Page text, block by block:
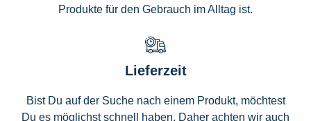
Produkte für den Gebrauch im Alltag ist.
Lieferzeit
Bist Du auf der Suche nach einem Produkt, möchtest
Du es möglichst schnell haben. Daher achten wir auch